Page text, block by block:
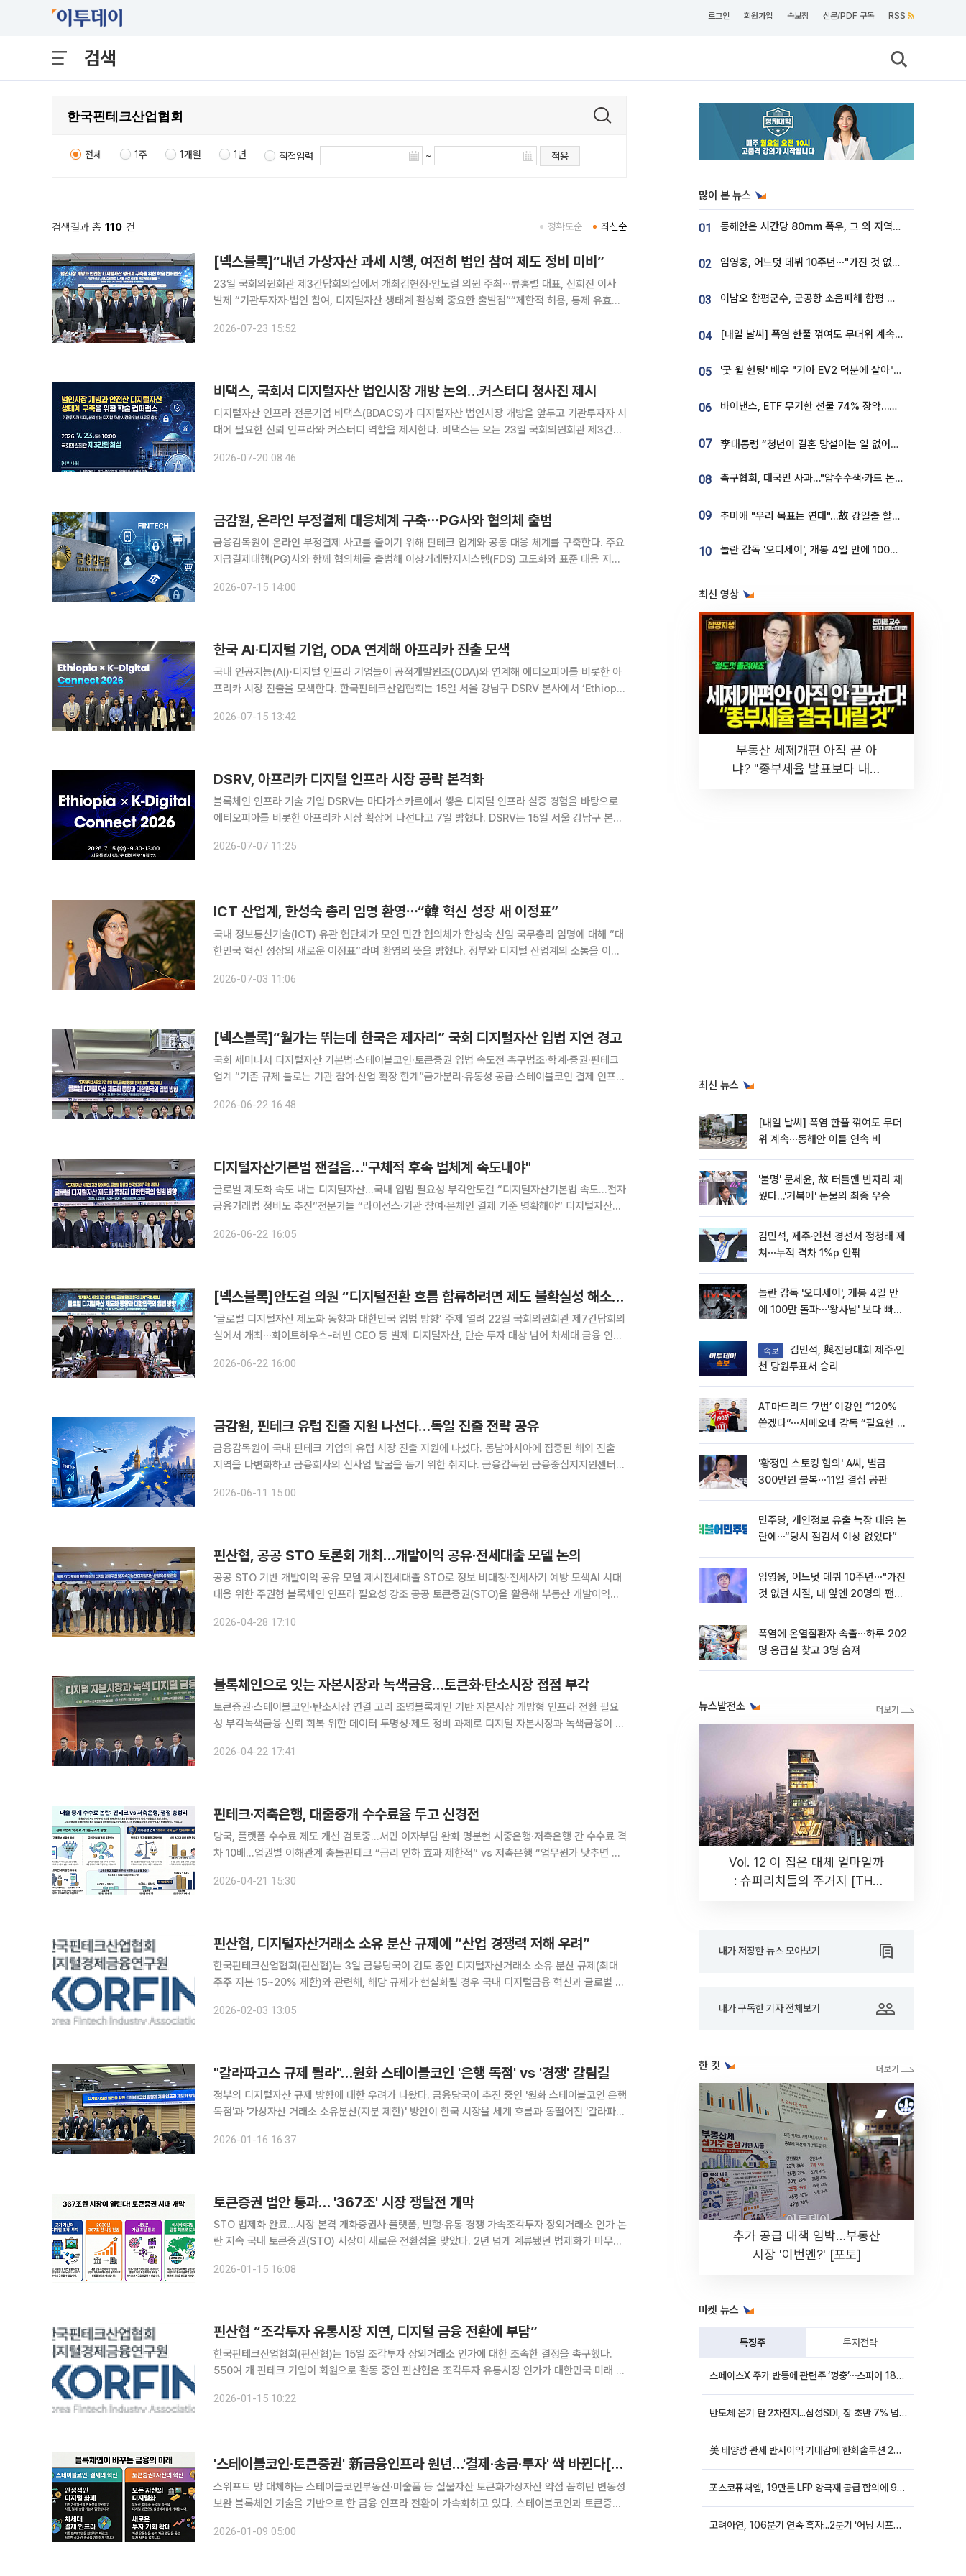
로그인 회원가입 속보창 신문/PDF 구독 RSS
검색
전체 1주 1개월 1년 직접입력 ~ 적용
검색결과 총 110 건 최신순
정확도순
[넥스블록]“내년 가상자산 과세 시행, 여전히 법인 참여 제도 정비 미비”
23일 국회의원회관 제3간담회의실에서 개최김현정∙안도걸 의원 주최∙∙∙류홍렬 대표, 신희진 이사
발제 “기관투자자∙법인 참여, 디지털자산 생태계 활성화 중요한 출발점”“제한적 허용, 통제 유효성
께하는 시장으로 진화하고 있다. 법인의 시장 참여는 장기 투자
2026-07-23 15:52
비댁스, 국회서 디지털자산 법인시장 개방 논의…커스터디 청사진 제시
디지털자산 인프라 전문기업 비댁스(BDACS)가 디지털자산 법인시장 개방을 앞두고 기관투자자 시
대에 필요한 신뢰 인프라와 커스터디 역할을 제시한다. 비댁스는 오는 23일 국회의원회관 제3간담
테크산업협회, 디지털금융범죄대응연구소와 공동 주관한다고 20일 밝혔다
2026-07-20 08:46
금감원, 온라인 부정결제 대응체계 구축⋯PG사와 협의체 출범
금융감독원이 온라인 부정결제 사고를 줄이기 위해 핀테크 업계와 공동 대응 체계를 구축한다. 주요
지급결제대행(PG)사와 함께 협의체를 출범해 이상거래탐지시스템(FDS) 고도화와 표준 대응 지침
이 참여하는 ‘온라인 부정결제 대응협의체’를 출범했다고 밝혔다.
2026-07-15 14:00
한국 AI·디지털 기업, ODA 연계해 아프리카 진출 모색
국내 인공지능(AI)·디지털 인프라 기업들이 공적개발원조(ODA)와 연계해 에티오피아를 비롯한 아
프리카 시장 진출을 모색한다. 한국핀테크산업협회는 15일 서울 강남구 DSRV 본사에서 ‘Ethiopia
수출 전략’을 주제로 열린 이번 포럼에
2026-07-15 13:42
DSRV, 아프리카 디지털 인프라 시장 공략 본격화
블록체인 인프라 기술 기업 DSRV는 마다가스카르에서 쌓은 디지털 인프라 실증 경험을 바탕으로
에티오피아를 비롯한 아프리카 시장 확장에 나선다고 7일 밝혔다. DSRV는 15일 서울 강남구 본사
오피아 등 아프리카 협력 확대 방안을 논의한다
2026-07-07 11:25
ICT 산업계, 한성숙 총리 임명 환영⋯“韓 혁신 성장 새 이정표”
국내 정보통신기술(ICT) 유관 협단체가 모인 민간 협의체가 한성숙 신임 국무총리 임명에 대해 “대
한민국 혁신 성장의 새로운 이정표”라며 환영의 뜻을 밝혔다. 정부와 디지털 산업계의 소통을 이끄
내고 “격렬한 글로벌 기술 패권 경쟁 속에서 대한민국의 디지털
2026-07-03 11:06
[넥스블록]“월가는 뛰는데 한국은 제자리” 국회 디지털자산 입법 지연 경고
국회 세미나서 디지털자산 기본법·스테이블코인·토큰증권 입법 속도전 촉구법조·학계·증권·핀테크
업계 “기존 규제 틀로는 기관 참여·산업 확장 한계”금가분리·유동성 공급·스테이블코인 결제 인프라
참여를 위한 명확한 규제 체계를 마련해야 한다는 주장이 나왔다.
2026-06-22 16:48
디지털자산기본법 잰걸음…"구체적 후속 법체계 속도내야"
글로벌 제도화 속도 내는 디지털자산…국내 입법 필요성 부각안도걸 “디지털자산기본법 속도…전자
금융거래법 정비도 추진”전문가들 “라이선스·기관 참여·온체인 결제 기준 명확해야” 디지털자산을
나왔다. 정치권과 업계, 법률·금융 전문가들은 글로벌 규제 정비 흐름에
2026-06-22 16:05
[넥스블록]안도걸 의원 “디지털전환 흐름 합류하려면 제도 불확실성 해소 시급”
‘글로벌 디지털자산 제도화 동향과 대한민국 입법 방향’ 주제 열려 22일 국회의원회관 제7간담회의
실에서 개최∙∙∙화이트하우스-레빈 CEO 등 발제 디지털자산, 단순 투자 대상 넘어 차세대 금융 인프
관 참여 확대, 글로벌 동향과 한국의 과제‘를 위한 국회
2026-06-22 16:00
금감원, 핀테크 유럽 진출 지원 나선다…독일 진출 전략 공유
금융감독원이 국내 핀테크 기업의 유럽 시장 진출 지원에 나섰다. 동남아시아에 집중된 해외 진출
지역을 다변화하고 금융회사의 신사업 발굴을 돕기 위한 취지다. 금융감독원 금융중심지지원센터는
출 지원 세미나'를 개최했다고 밝혔다. 세미나는 한국경제인협회에서 열
2026-06-11 15:00
핀산협, 공공 STO 토론회 개최…개발이익 공유·전세대출 모델 논의
공공 STO 기반 개발이익 공유 모델 제시전세대출 STO로 정보 비대칭·전세사기 예방 모색AI 시대
대응 위한 주권형 블록체인 인프라 필요성 강조 공공 토큰증권(STO)을 활용해 부동산 개발이익을
학계는 토큰증권 제도화 이후 공공 STO 모델을 통해 디지
2026-04-28 17:10
블록체인으로 잇는 자본시장과 녹색금융…토큰화·탄소시장 접점 부각
토큰증권·스테이블코인·탄소시장 연결 고리 조명블록체인 기반 자본시장 개방형 인프라 전환 필요
성 부각녹색금융 신뢰 회복 위한 데이터 투명성·제도 정비 과제로 디지털 자본시장과 녹색금융이 각
산 온체인화(거래나 기록이 블록체인 네트워크 위에서 직접 이뤄지는 방식),
2026-04-22 17:41
핀테크·저축은행, 대출중개 수수료율 두고 신경전
당국, 플랫폼 수수료 제도 개선 검토중…서민 이자부담 완화 명분현 시중은행·저축은행 간 수수료 격
차 10배…업권별 이해관계 충돌핀테크 “금리 인하 효과 제한적” vs 저축은행 “업무원가 낮추면 인
하고 있다. 수수료 인하가 실제 차주 금리 인하로 이어질지, 또 그
2026-04-21 15:30
핀산협, 디지털자산거래소 소유 분산 규제에 “산업 경쟁력 저해 우려”
한국핀테크산업협회(핀산협)는 3일 금융당국이 검토 중인 디지털자산거래소 소유 분산 규제(최대
주주 지분 15~20% 제한)와 관련해, 해당 규제가 현실화될 경우 국내 디지털금융 혁신과 글로벌 경
에 요청했다. 핀산협은 그간 금융당국이 간편송금·결제, 혁신금융서비
2026-02-03 13:05
"갈라파고스 규제 될라"…원화 스테이블코인 '은행 독점' vs '경쟁' 갈림길
정부의 디지털자산 규제 방향에 대한 우려가 나왔다. 금융당국이 추진 중인 '원화 스테이블코인 은행
독점'과 '가상자산 거래소 소유분산(지분 제한)' 방안이 한국 시장을 세계 흐름과 동떨어진 '갈라파고
업협회가 주최한 '디지털자산 제도화가 여는 혁신의 전환점' 토론
2026-01-16 16:37
토큰증권 법안 통과… '367조' 시장 쟁탈전 개막
STO 법제화 완료…시장 본격 개화증권사·플랫폼, 발행·유통 경쟁 가속조각투자 장외거래소 인가 논
란 지속 국내 토큰증권(STO) 시장이 새로운 전환점을 맞았다. 2년 넘게 계류됐던 법제화가 마무리
입했다. 블록체인 기반 STO 발행·유통을 허용하는 자본시
2026-01-15 16:08
핀산협 “조각투자 유통시장 지연, 디지털 금융 전환에 부담”
한국핀테크산업협회(핀산협)는 15일 조각투자 장외거래소 인가에 대한 조속한 결정을 촉구했다.
550여 개 핀테크 기업이 회원으로 활동 중인 핀산협은 조각투자 유통시장 인가가 대한민국 미래 디
2026-01-15 10:22
'스테이블코인·토큰증권' 新금융인프라 원년…'결제·송금·투자' 싹 바뀐다[리코드 코리아]②
스위프트 망 대체하는 스테이블코인부동산·미술품 등 실물자산 토큰화가상자산 약점 꼽히던 변동성
보완 블록체인 기술을 기반으로 한 금융 인프라 전환이 가속화하고 있다. 스테이블코인과 토큰증권
체인 기반 새로운 금융 인프라가 본격적으로 자리 잡는 원년이 될 전
2026-01-09 05:00
많이 본 뉴스
01 동해안은 시간당 80㎜ 폭우, 그 외 지역은 폭염…‘극과 극 날씨’
02 임영웅, 어느덧 데뷔 10주년⋯"가진 것 없던 시절, 내 앞엔 20명의 팬뿐"
03 이남오 함평군수, 군공항 소음피해 함평 보상 요구
04 [내일 날씨] 폭염 한풀 꺾여도 무더위 계속⋯동해안 이틀 연속 비
05 '굿 윌 헌팅' 배우 "기아 EV2 덕분에 살아"…교통사고 후 안전성 극찬
06 바이낸스, ETF 무기한 선물 74% 장악…한국 레버리지 ETF 거래 급증 [e가상자산]
07 李대통령 “청년이 결혼 망설이는 일 없어야...제도상 불이익 조사”
08 축구협회, 대국민 사과…"압수수색·카드 논란 사죄, 강도 높은 쇄신"
09 추미애 "우리 목표는 연대"…故 강일출 할머니 흉상 제막
10 놀란 감독 '오디세이', 개봉 4일 만에 100만 돌파⋯'왕사남' 보다 빠르다
최신 영상
부동산 세제개편 아직 끝 아
냐? "종부세율 발표보다 내릴
최신 뉴스
[내일 날씨] 폭염 한풀 꺾여도 무더
위 계속⋯동해안 이틀 연속 비
'불명' 문세윤, 故 터틀맨 빈자리 채
웠다…'거북이' 눈물의 최종 우승
김민석, 제주·인천 경선서 정청래 제
쳐⋯누적 격차 1%p 안팎
놀란 감독 '오디세이', 개봉 4일 만
에 100만 돌파⋯'왕사남' 보다 빠르
속보
천 당원투표서 승리
AT마드리드 ‘7번’ 이강인 “120%
쏟겠다”⋯시메오네 감독 “필요한 선
'황정민 스토킹 혐의' A씨, 벌금
300만원 불복⋯11일 결심 공판
민주당, 개인정보 유출 늑장 대응 논
란에⋯“당시 점검서 이상 없었다”
임영웅, 어느덧 데뷔 10주년⋯"가진
것 없던 시절, 내 앞엔 20명의 팬
폭염에 온열질환자 속출⋯하루 202
명 응급실 찾고 3명 숨져
뉴스발전소
Vol. 12 이 집은 대체 얼마일까
: 슈퍼리치들의 주거지 [THE
내가 저장한 뉴스 모아보기
내가 구독한 기자 전체보기
한 컷
추가 공급 대책 임박…부동산
시장 '이번엔?' [포토]
마켓 뉴스
특징주 투자전략
스페이스X 주가 반등에 관련주 ‘껑충’⋯스피어 18%ㆍ에이치브이엠 12%↑
반도체 온기 탄 2차전지...삼성SDI, 장 초반 7% 넘게 껑충
美 태양광 관세 반사이익 기대감에 한화솔루션 20%대·OCI홀딩스 14%대 급등
포스코퓨처엠, 19만톤 LFP 양극재 공급 합의에 9%대 강세
고려아연, 106분기 연속 흑자...2분기 '어닝 서프라이즈'에 장 초반 12%대 강세